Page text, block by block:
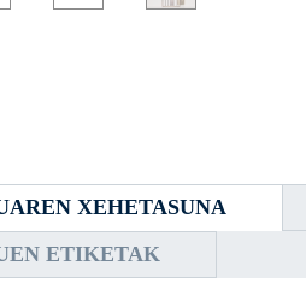
XEHETASUNA
ETIKETAK